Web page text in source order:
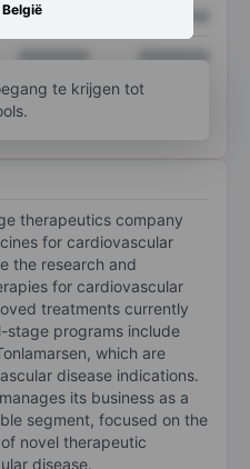
België
XXXXXXX
XXXXXXX
XXXXXXX
te krijgen tot
therapeutics company
for cardiovascular
the research and
for cardiovascular
treatments currently
stage programs include
which are
disease indications.
its business as a
segment, focused on the
novel therapeutic
disease.